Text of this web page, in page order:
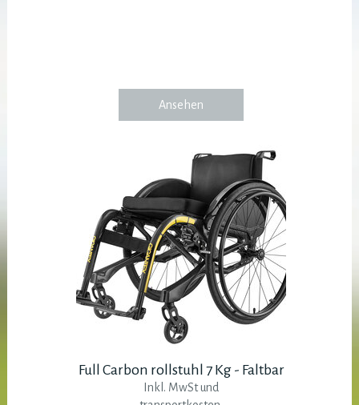
Ansehen
Full Carbon rollstuhl 7 Kg - Faltbar
Inkl. MwSt und